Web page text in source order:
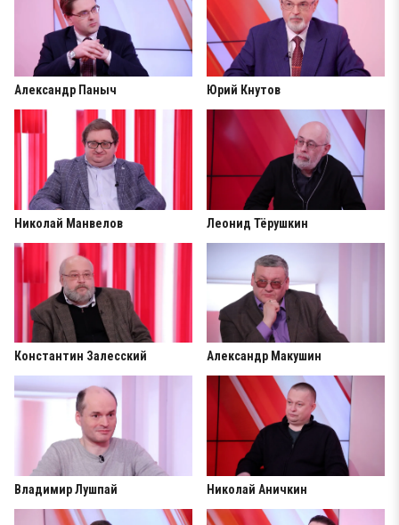
Александр Паныч Юрий Кнутов
Николай Манвелов Леонид Тёрушкин
Константин Залесский Александр Макушин
Владимир Лушпай Николай Аничкин